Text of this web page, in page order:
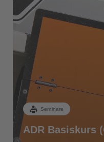
Seminare
ADR Basiskurs